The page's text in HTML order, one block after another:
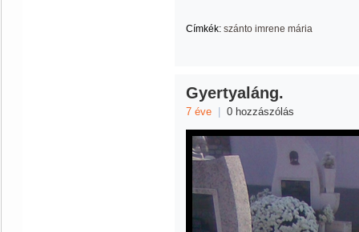
Címkék: szánto imrene mária
Gyertyaláng.
7 éve 0 hozzászólás